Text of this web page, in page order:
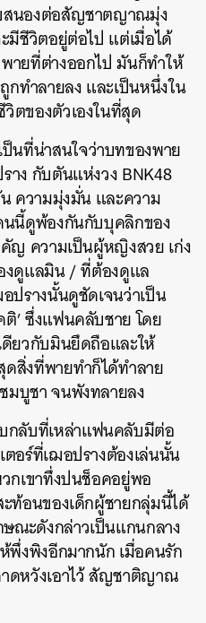
สนองต่อสัญชาตญาณมุ่ง
มีชีวิตอยู่ต่อไป แต่เมื่อได้
ายที่ต่างออกไป มันก็ทำให้
ทำลายลง และเป็นหนึ่งใน
ตของตัวเองในที่สุด
นที่น่าสนใจว่าบทของพาย
าง กับตันแห่งวง BNK48
ความมุ่งมั่น และความ
นนี้ดูพ้องกันกับบุคลิกของ
คัญ ความเป็นผู้หญิงสวย เก่ง
งดูแลมิน / ที่ต้องดูแล
ปรางนั้นดูชัดเจนว่าเป็น
’ ซึ่งแฟนคลับชาย โดย
ดียวกับมินยึดถือและให้
สิ่งที่พายทำก็ได้ทำลาย
บูชา จนพังทลายลง
กลับที่เหล่าแฟนคลับมีต่อ
อร์ที่เฌอปรางต้องเล่นนั้น
กเขาทึ่งปนช็อคอยู่พอ
ท้อนของเด็กผู้ชายกลุ่มนี้ได้
ะดังกล่าวเป็นแกนกลาง
พึ่งพิงอีกมากนัก เมื่อคนรัก
ดหวังเอาไว้ สัญชาติญาณ
LINE EMAIL